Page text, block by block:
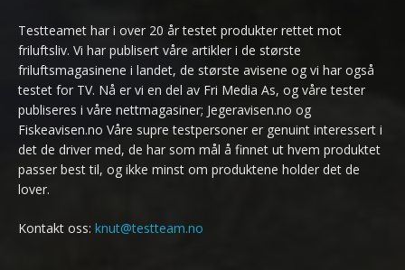
Testteamet har i over 20 år testet produkter rettet mot
friluftsliv. Vi har publisert våre artikler i de største
friluftsmagasinene i landet, de største avisene og vi har også
testet for TV. Nå er vi en del av Fri Media As, og våre tester
publiseres i våre nettmagasiner; Jegeravisen.no og
Fiskeavisen.no Våre supre testpersoner er genuint interessert i
det de driver med, de har som mål å finnet ut hvem produktet
passer best til, og ikke minst om produktene holder det de
lover.
Kontakt oss: knut@testteam.no